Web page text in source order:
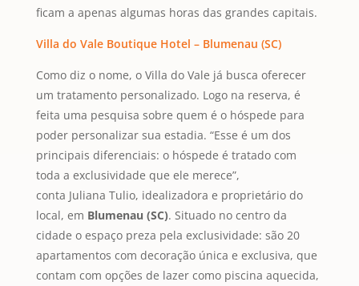
ficam a apenas algumas horas das grandes capitais.
Villa do Vale Boutique Hotel – Blumenau (SC)
Como diz o nome, o Villa do Vale já busca oferecer
um tratamento personalizado. Logo na reserva, é
feita uma pesquisa sobre quem é o hóspede para
poder personalizar sua estadia. “Esse é um dos
principais diferenciais: o hóspede é tratado com
toda a exclusividade que ele merece”,
conta Juliana Tulio, idealizadora e proprietário do
local, em Blumenau (SC). Situado no centro da
cidade o espaço preza pela exclusividade: são 20
apartamentos com decoração única e exclusiva, que
contam com opções de lazer como piscina aquecida,